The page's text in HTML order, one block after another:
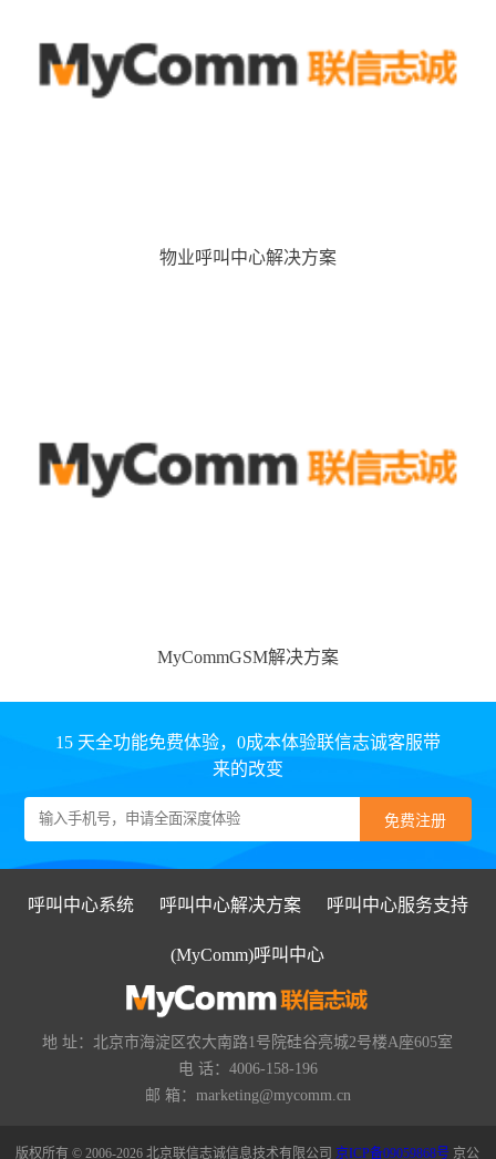
物业呼叫中心解决方案
MyCommGSM解决方案
15 天全功能免费体验，0成本体验联信志诚客服带
来的改变
呼叫中心系统 呼叫中心解决方案 呼叫中心服务支持
(MyComm)呼叫中心
地 址：北京市海淀区农大南路1号院硅谷亮城2号楼A座605室
电 话：4006-158-196
邮 箱：marketing@mycomm.cn
版权所有 © 2006-2026 北京联信志诚信息技术有限公司京ICP备09059868号 京公